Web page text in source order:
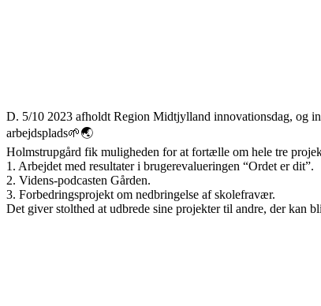
D. 5/10 2023 afholdt Region Midtjylland innovationsdag, og
arbejdsplads🌱🌏
Holmstrupgård fik muligheden for at fortælle om hele tre
1. Arbejdet med resultater i brugerevalueringen “Ordet er dit”.
2. Videns-podcasten Gården.
3. Forbedringsprojekt om nedbringelse af skolefravær.
Det giver stolthed at udbrede sine projekter til andre, der kan